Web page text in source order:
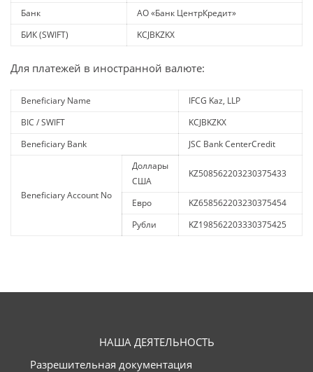
Банк
АО «Банк ЦентрКредит»
БИК (SWIFT)
KCJBKZKX
Для платежей в иностранной валюте:
Beneficiary Name
IFCG Kaz, LLP
BIC / SWIFT
KCJBKZKX
Beneficiary Bank
JSC Bank CenterCredit
Beneficiary Account No
Доллары
США
KZ508562203230375433
Евро
KZ658562203230375454
Рубли
KZ198562203330375425
НАША ДЕЯТЕЛЬНОСТЬ
Разрешительная документация